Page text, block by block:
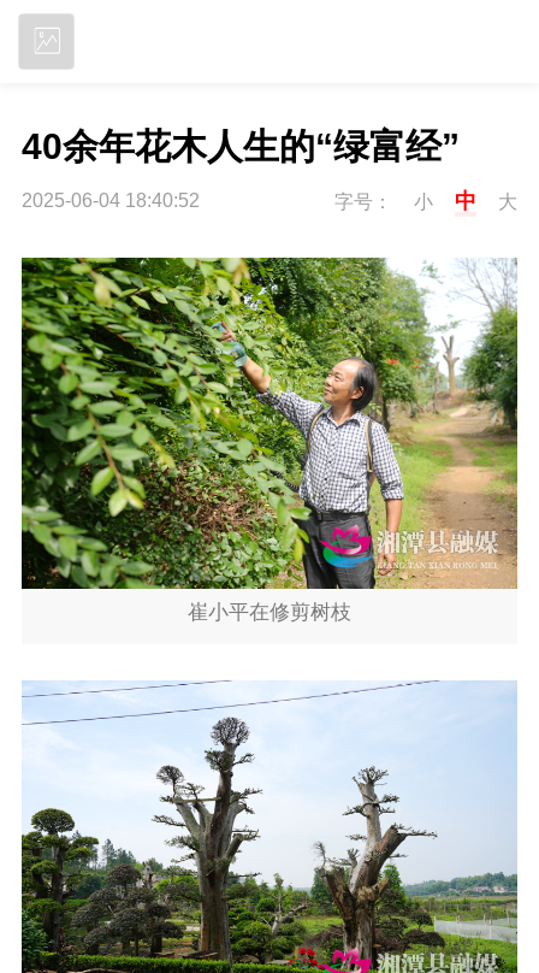
40余年花木人生的“绿富经”
2025-06-04 18:40:52 字号： 小 中 大
崔小平在修剪树枝